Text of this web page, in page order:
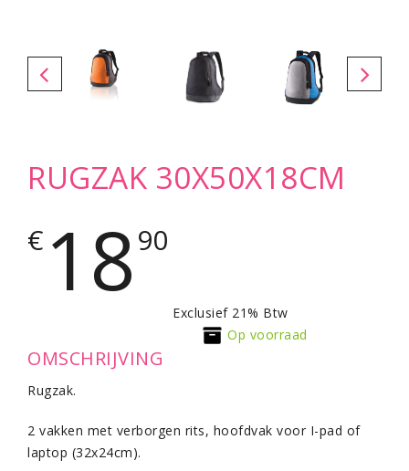
RUGZAK 30X50X18CM
€ 1890
Exclusief 21% Btw
Op voorraad
OMSCHRIJVING
Rugzak.
2 vakken met verborgen rits, hoofdvak voor I-pad of
laptop (32x24cm).